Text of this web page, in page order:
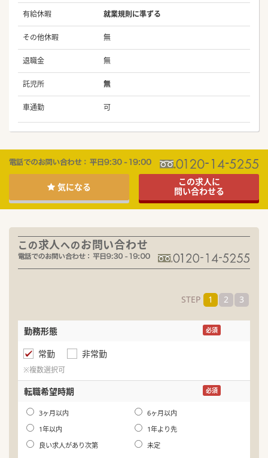
有給休暇 就業規則に準ずる
その他休暇 無
退職金 無
託児所 無
車通勤 可
気になる
この求人に
問い合わせる
この求人へのお問い合わせ
STEP 1 2 3
勤務形態 必須
常勤 非常勤
※複数選択可
転職希望時期 必須
3ヶ月以内
6ヶ月以内
1年以内
1年より先
良い求人があり次第
未定